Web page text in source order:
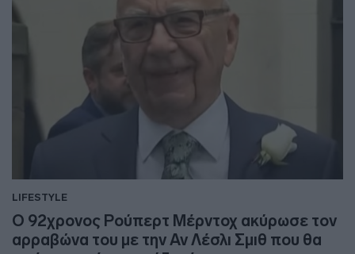
LIFESTYLE
Ο 92χρονος Ρούπερτ Μέρντοχ ακύρωσε τον
αρραβώνα του με την Αν Λέσλι Σμιθ που θα